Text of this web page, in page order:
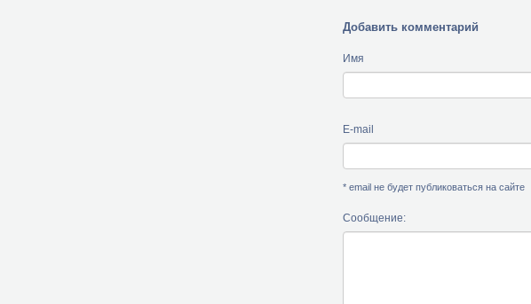
Добавить комментарий
Имя
E-mail
* email не будет публиковаться на сайте
Сообщение: